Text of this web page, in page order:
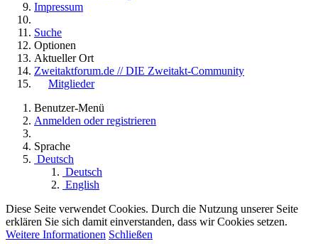
Impressum
Suche
Optionen
Aktueller Ort
Zweitaktforum.de // DIE Zweitakt-Community
Mitglieder
Benutzer-Menü
Anmelden oder registrieren
Sprache
Deutsch
Deutsch
English
Diese Seite verwendet Cookies. Durch die Nutzung unserer Seite
erklären Sie sich damit einverstanden, dass wir Cookies setzen.
Weitere Informationen Schließen